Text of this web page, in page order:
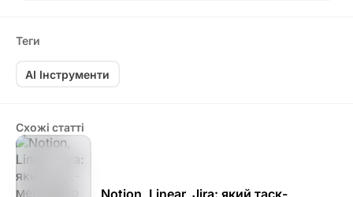
Теги
AI Інструменти
Схожі статті
Notion, Linear, Jira: який таск-